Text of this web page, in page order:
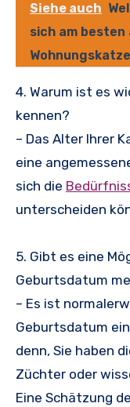
Siehe auch
sich am besten
4. Warum ist es
kennen?
– Das Alter Ihrer
eine
sich die
unterscheiden
5. Gibt es eine
Geburtsdatum
– Es ist
Geburtsdatum
denn, Sie haben
Züchter oder
Eine Schätzung